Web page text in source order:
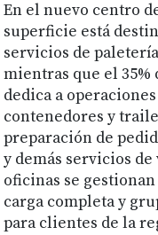
En el nuevo centro
superficie está
servicios de
mientras que el 35%
dedica a
contenedores y
preparación de
y demás servicios de
oficinas se
carga completa y
para clientes de la